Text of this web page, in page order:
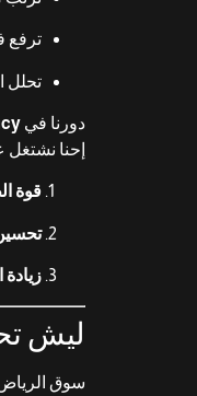
تحلل
دورنا في
إحنا نشتغل
قوة
زيادة
ليش
سوق